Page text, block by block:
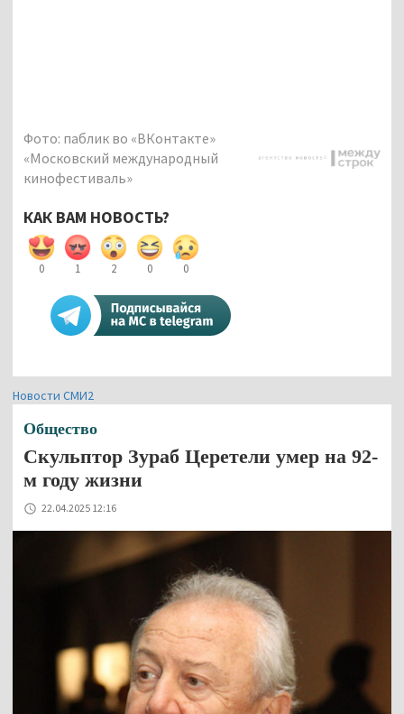
Фото: паблик во «ВКонтакте»
«Московский международный
кинофестиваль»
КАК ВАМ НОВОСТЬ?
0 1 2 0 0
Новости СМИ2
Общество
Скульптор Зураб Церетели умер на 92-
м году жизни
22.04.2025 12:16